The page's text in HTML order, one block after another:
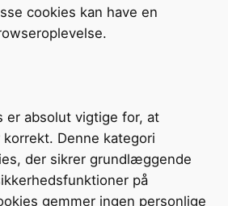
cookies kan have en
er absolut vigtige for, at
Denne kategori
der sikrer grundlæggende
på
gemmer ingen personlige